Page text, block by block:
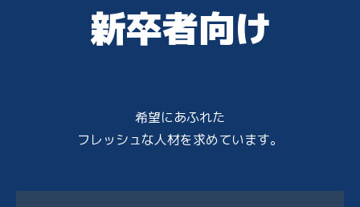
新卒者向け
希望にあふれた
フレッシュな人材を求めています。